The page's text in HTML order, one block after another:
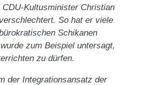
Kultusminister Christian
So hat er viele
Schikanen
zum Beispiel untersagt,
zu dürfen.
der Integrationsansatz der